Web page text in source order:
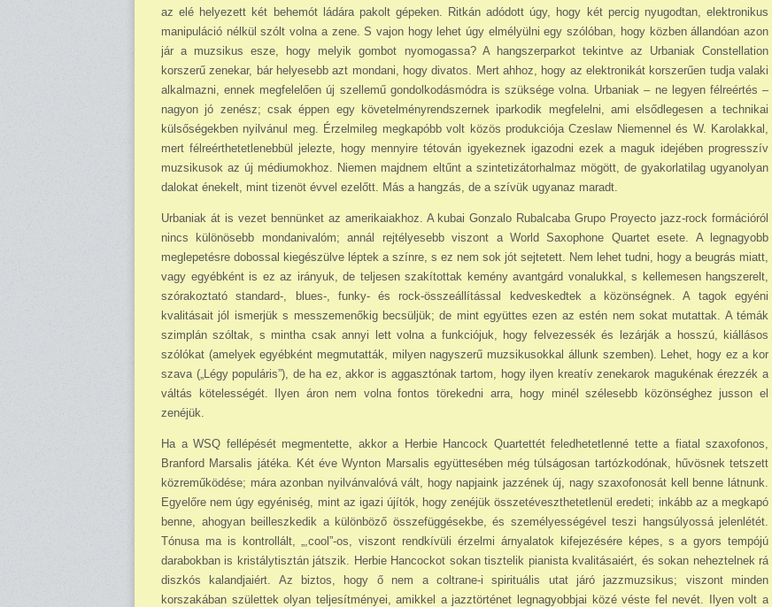
az elé helyezett két behemót ládára pakolt gépeken. Ritkán adódott úgy, hogy két percig nyugodtan, elektronikus
manipuláció nélkül szólt volna a zene. S vajon hogy lehet úgy elmé­lyülni egy szólóban, hogy közben állandóan azon
jár a muzsikus esze, hogy melyik gombot nyomogassa? A hangszerparkot tekintve az Urbaniak Constellation
korszerű zenekar, bár he­lyesebb azt mondani, hogy divatos. Mert ahhoz, hogy az elektronikát korszerűen tudja valaki
alkalmazni, ennek megfelelően új szellemű gondolkodásmódra is szüksége volna. Urbaniak – ne legyen félreértés –
nagyon jó zenész; csak éppen egy köve­telményrendszernek iparkodik megfelelni, ami elsődlegesen a technikai
külsőségekben nyilvánul meg. Érzelmileg megkapóbb volt közös produkciója Czeslaw Niemennel és W. Karolakkal,
mert félreérthetetlenebbül jelezte, hogy mennyire tétován igyekeznek igazodni ezek a maguk idejében progresszív
muzsikusok az új médiumokhoz. Niemen majdnem eltűnt a szintetizátorhalmaz mögött, de gyakorlatilag ugyanolyan
dalokat énekelt, mint tizenöt évvel ezelőtt. Más a hangzás, de a szívük ugyanaz maradt.
Urbaniak át is vezet bennünket az amerikaiakhoz. A kubai Gonzalo Rubalcaba Grupo Proyecto jazz-rock formációról
nincs különösebb mondanivalóm; annál rejtélyesebb viszont a World Saxophone Quartet esete. A legnagyobb
meglepetésre dobossal kiegészülve léptek a színre, s ez nem sok jót sejtetett. Nem lehet tudni, hogy a beugrás miatt,
vagy egyébként is ez az irányuk, de teljesen szakítottak kemény avantgárd vonalukkal, s kellemesen hangszerelt,
szórakoztató standard-, blues-, funky- és rock-összeállítással kedveskedtek a közönségnek. A tagok egyéni
kvalitásait jól ismerjük s messzemenőkig becsüljük; de mint együttes ezen az estén nem sokat mutattak. A témák
szimplán szóltak, s mintha csak annyi lett volna a funkciójuk, hogy felvezessék és lezárják a hosszú, kiállásos
szólókat (amelyek egyébként megmutatták, milyen nagyszerű muzsikusokkal állunk szemben). Lehet, hogy ez a kor
szava („Légy popu­láris”), de ha ez, akkor is aggasztónak tartom, hogy ilyen kreatív zenekarok magukénak érezzék a
váltás kötelességét. Ilyen áron nem volna fontos törekedni arra, hogy minél szélesebb közönséghez jusson el
zenéjük.
Ha a WSQ fellépését megmentette, akkor a Herbie Hancock Quartettét feledhetetlenné tette a fiatal szaxofonos,
Branford Marsalis játéka. Két éve Wynton Marsalis együttesében még túlságosan tartózkodónak, hűvösnek tetszett
közreműködése; mára azonban nyilvánvalóvá vált, hogy napjaink jazzének új, nagy szaxofonosát kell benne látnunk.
Egyelőre nem úgy egyéniség, mint az igazi újítók, hogy zenéjük összetéveszthetetlenül eredeti; inkább az a megkapó
benne, ahogyan beilleszkedik a különböző összefüggésekbe, és személyességével teszi hangsúlyossá jelenlétét.
Tónusa ma is kontrollált, „,cool”-os, viszont rendkívüli érzelmi árnyalatok kifejezésére képes, s a gyors tempójú
darabokban is kristálytisztán játszik. Herbie Hancockot sokan tisztelik pianista kvalitásaiért, és sokan neheztelnek rá
diszkós kalandjaiért. Az biztos, hogy ő nem a coltrane-i spirituális utat járó jazzmuzsikus; viszont minden
korszakában születtek olyan teljesítményei, amikkel a jazztörténet legnagyobbjai közé véste fel nevét. Ilyen volt a